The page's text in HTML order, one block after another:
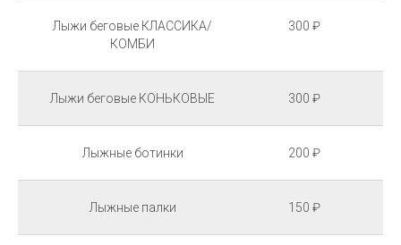
Лыжи беговые КЛАССИКА/
КОМБИ
300 ₽
Лыжи беговые КОНЬКОВЫЕ 300 ₽
Лыжные ботинки 200 ₽
Лыжные палки 150 ₽